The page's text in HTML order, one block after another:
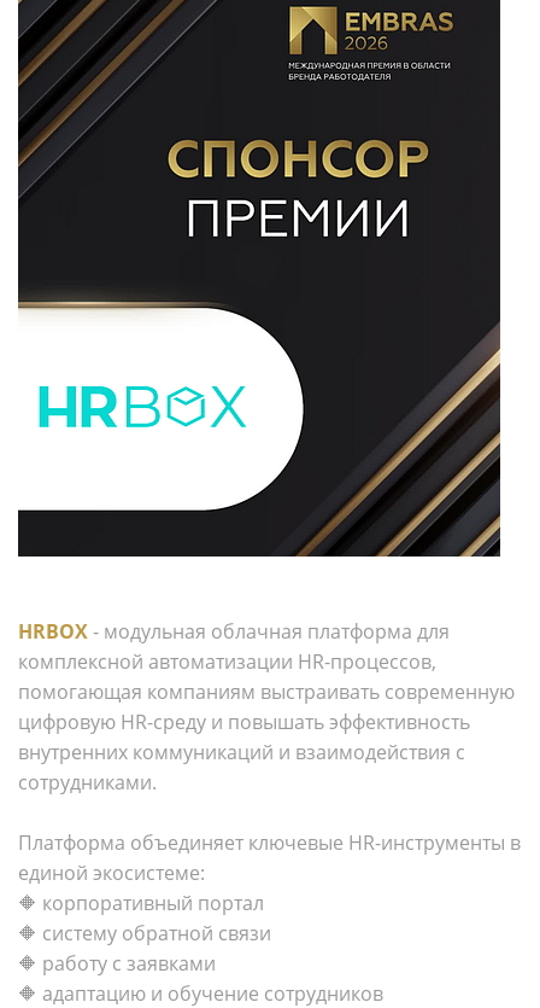
HRBOX- модульная облачная платформа для
комплексной автоматизации HR-процессов,
помогающая компаниям выстраивать современную
цифровую HR-среду и повышать эффективность
внутренних коммуникаций и взаимодействия с
сотрудниками.
Платформа объединяет ключевые HR-инструменты в
единой экосистеме:
🔶 корпоративный портал
🔶 систему обратной связи
🔶 работу с заявками
🔶 адаптацию и обучение сотрудников